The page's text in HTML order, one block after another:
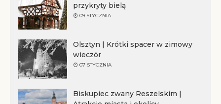
przykryty bielą
09 STYCZNIA
Olsztyn | Krótki spacer w zimowy
wieczór
07 STYCZNIA
Biskupiec zwany Reszelskim |